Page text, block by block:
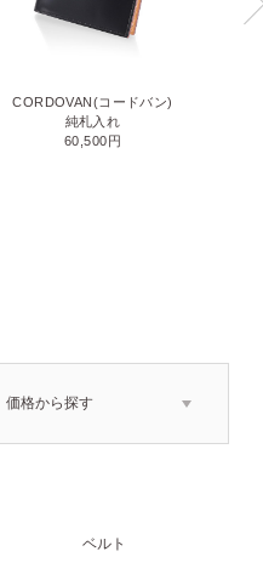
CORDOVAN(コードバン)
純札入れ
60,500円
価格から探す
ベルト